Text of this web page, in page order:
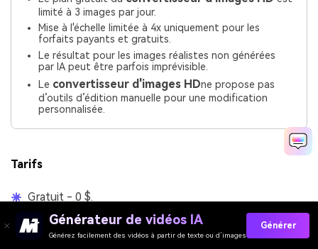
limité à 3 images par jour.
Mise à l'échelle limitée à 4x uniquement pour les
forfaits payants et gratuits.
Le résultat pour les images réalistes non générées
par IA peut être parfois imprévisible.
Le convertisseur d'images HDne propose pas
d’outils d’édition manuelle pour une modification
personnalisée.
Tarifs
Gratuit - 0 $.
Pro - 10 $/mois.
Pro+ - 30 $/mois.
Générateur de vidéos IA
Générez facilement des vidéos à partir de texte ou d’images
Générer